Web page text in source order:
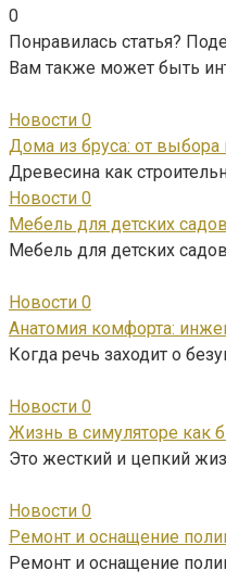
0
Понравилась статья?
Вам также может быть
Новости 0
Дома из бруса: от
Древесина как
Новости 0
Мебель для детских
Мебель для детских
Новости 0
Анатомия комфорта:
Когда речь заходит о
Новости 0
Жизнь в симуляторе как
Это жесткий и цепкий
Новости 0
Ремонт и оснащение
Ремонт и оснащение